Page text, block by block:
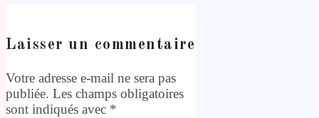
Laisser un commentaire
Votre adresse e-mail ne sera pas
publiée. Les champs obligatoires
sont indiqués avec *